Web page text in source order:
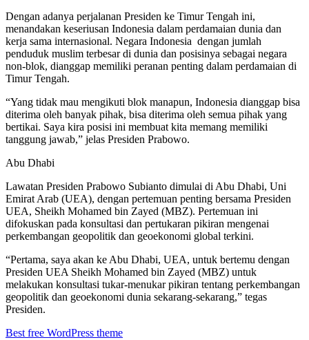
Dengan adanya perjalanan Presiden ke Timur Tengah ini,
menandakan keseriusan Indonesia dalam perdamaian dunia dan
kerja sama internasional. Negara Indonesia dengan jumlah
penduduk muslim terbesar di dunia dan posisinya sebagai negara
non-blok, dianggap memiliki peranan penting dalam perdamaian di
Timur Tengah.
“Yang tidak mau mengikuti blok manapun, Indonesia dianggap bisa
diterima oleh banyak pihak, bisa diterima oleh semua pihak yang
bertikai. Saya kira posisi ini membuat kita memang memiliki
tanggung jawab,” jelas Presiden Prabowo.
Abu Dhabi
Lawatan Presiden Prabowo Subianto dimulai di Abu Dhabi, Uni
Emirat Arab (UEA), dengan pertemuan penting bersama Presiden
UEA, Sheikh Mohamed bin Zayed (MBZ). Pertemuan ini
difokuskan pada konsultasi dan pertukaran pikiran mengenai
perkembangan geopolitik dan geoekonomi global terkini.
“Pertama, saya akan ke Abu Dhabi, UEA, untuk bertemu dengan
Presiden UEA Sheikh Mohamed bin Zayed (MBZ) untuk
melakukan konsultasi tukar-menukar pikiran tentang perkembangan
geopolitik dan geoekonomi dunia sekarang-sekarang,” tegas
Presiden.
Best free WordPress theme